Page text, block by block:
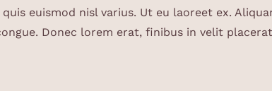
euismod nisl varius. Ut eu laoreet ex.
Donec lorem erat, finibus in velit